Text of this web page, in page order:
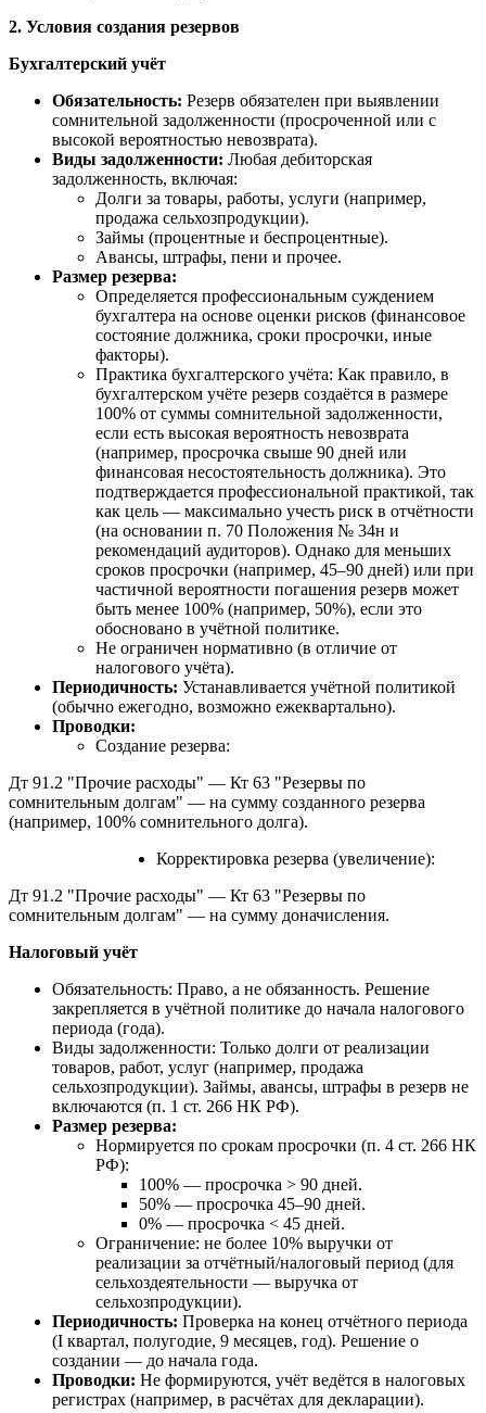
2. Условия создания резервов
Бухгалтерский учёт
Обязательность: Резерв обязателен при выявлении
сомнительной задолженности (просроченной или с
высокой вероятностью невозврата).
Виды задолженности: Любая дебиторская
задолженность, включая:
Долги за товары, работы, услуги (например,
продажа сельхозпродукции).
Займы (процентные и беспроцентные).
Авансы, штрафы, пени и прочее.
Размер резерва:
Определяется профессиональным суждением
бухгалтера на основе оценки рисков (финансовое
состояние должника, сроки просрочки, иные
факторы).
Практика бухгалтерского учёта: Как правило, в
бухгалтерском учёте резерв создаётся в размере
100% от суммы сомнительной задолженности,
если есть высокая вероятность невозврата
(например, просрочка свыше 90 дней или
финансовая несостоятельность должника). Это
подтверждается профессиональной практикой, так
как цель — максимально учесть риск в отчётности
(на основании п. 70 Положения № 34н и
рекомендаций аудиторов). Однако для меньших
сроков просрочки (например, 45–90 дней) или при
частичной вероятности погашения резерв может
быть менее 100% (например, 50%), если это
обосновано в учётной политике.
Не ограничен нормативно (в отличие от
налогового учёта).
Периодичность: Устанавливается учётной политикой
(обычно ежегодно, возможно ежеквартально).
Проводки:
Создание резерва:
Дт 91.2 "Прочие расходы" — Кт 63 "Резервы по
сомнительным долгам" — на сумму созданного резерва
(например, 100% сомнительного долга).
Корректировка резерва (увеличение):
Дт 91.2 "Прочие расходы" — Кт 63 "Резервы по
сомнительным долгам" — на сумму доначисления.
Налоговый учёт
Обязательность: Право, а не обязанность. Решение
закрепляется в учётной политике до начала налогового
периода (года).
Виды задолженности: Только долги от реализации
товаров, работ, услуг (например, продажа
сельхозпродукции). Займы, авансы, штрафы в резерв не
включаются (п. 1 ст. 266 НК РФ).
Размер резерва:
Нормируется по срокам просрочки (п. 4 ст. 266 НК
РФ):
100% — просрочка > 90 дней.
50% — просрочка 45–90 дней.
0% — просрочка < 45 дней.
Ограничение: не более 10% выручки от
реализации за отчётный/налоговый период (для
сельхоздеятельности — выручка от
сельхозпродукции).
Периодичность: Проверка на конец отчётного периода
(I квартал, полугодие, 9 месяцев, год). Решение о
создании — до начала года.
Проводки: Не формируются, учёт ведётся в налоговых
регистрах (например, в расчётах для декларации).